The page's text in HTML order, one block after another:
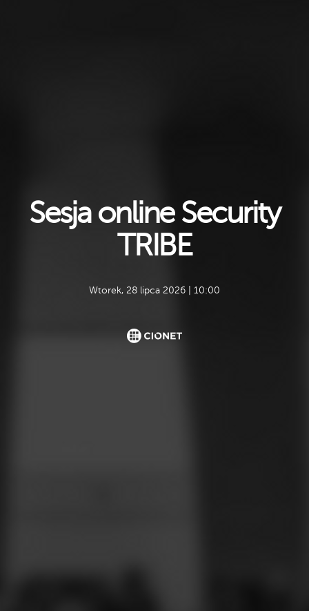
Sesja online Security
TRIBE
Wtorek, 28 lipca 2026 | 10:00